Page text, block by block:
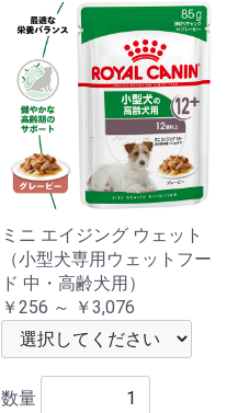
ミニ エイジング ウェット
（小型犬専用ウェットフー
ド 中・高齢犬用）
￥256 ～ ￥3,076
数量